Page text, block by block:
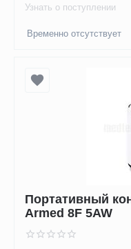
Узнать о поступлении
Временно отсутствует
Портативный
Armed 8F 5AW